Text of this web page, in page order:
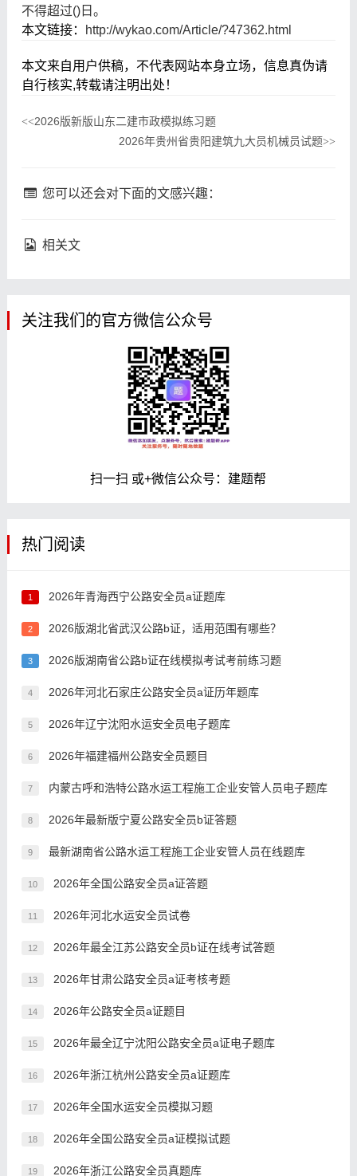
不得超过()日。
本文链接：
http://wykao.com/Article/?47362.html
本文来自用户供稿，不代表网站本身立场，信息真伪请
自行核实,转载请注明出处！
<<2026版新版山东二建市政模拟练习题
2026年贵州省贵阳建筑九大员机械员试题>>
您可以还会对下面的文感兴趣：
相关文
关注我们的官方微信公众号
扫一扫 或+微信公众号：建题帮
热门阅读
1 2026年青海西宁公路安全员a证题库
2 2026版湖北省武汉公路b证，适用范围有哪些？
3 2026版湖南省公路b证在线模拟考试考前练习题
4 2026年河北石家庄公路安全员a证历年题库
5 2026年辽宁沈阳水运安全员电子题库
6 2026年福建福州公路安全员题目
7 内蒙古呼和浩特公路水运工程施工企业安管人员电子题库
8 2026年最新版宁夏公路安全员b证答题
9 最新湖南省公路水运工程施工企业安管人员在线题库
10 2026年全国公路安全员a证答题
11 2026年河北水运安全员试卷
12 2026年最全江苏公路安全员b证在线考试答题
13 2026年甘肃公路安全员a证考核考题
14 2026年公路安全员a证题目
15 2026年最全辽宁沈阳公路安全员a证电子题库
16 2026年浙江杭州公路安全员a证题库
17 2026年全国水运安全员模拟习题
18 2026年全国公路安全员a证模拟试题
19 2026年浙江公路安全员真题库